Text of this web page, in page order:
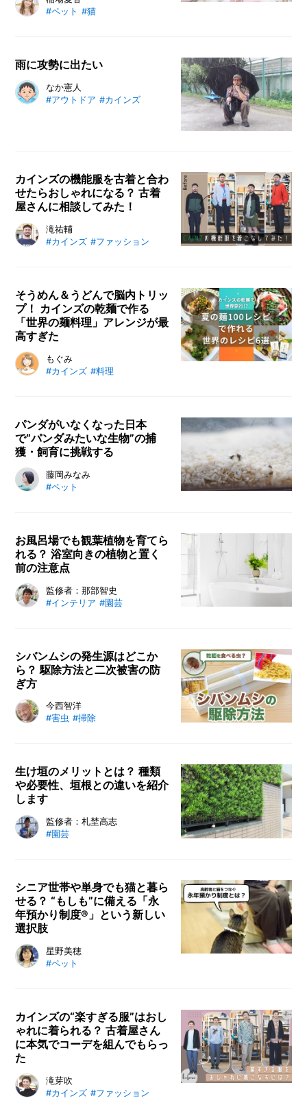
#ペット #猫
雨に攻勢に出たい
なか憲人
#アウトドア #カインズ
カインズの機能服を古着と合わ
せたらおしゃれになる？ 古着
屋さんに相談してみた！
滝祐輔
#カインズ #ファッション
そうめん＆うどんで脳内トリッ
プ！ カインズの乾麺で作る
「世界の麺料理」アレンジが最
高すぎた
もぐみ
#カインズ #料理
パンダがいなくなった日本
で“パンダみたいな生物”の捕
獲・飼育に挑戦する
藤岡みなみ
#ペット
お風呂場でも観葉植物を育てら
れる？ 浴室向きの植物と置く
前の注意点
監修者：那部智史
#インテリア #園芸
シバンムシの発生源はどこか
ら？ 駆除方法と二次被害の防
ぎ方
今西智洋
#害虫 #掃除
生け垣のメリットとは？ 種類
や必要性、垣根との違いを紹介
します
監修者：札埜高志
#園芸
シニア世帯や単身でも猫と暮ら
せる？ “もしも”に備える「永
年預かり制度®」という新しい
選択肢
星野美穂
#ペット
カインズの“楽すぎる服”はおし
ゃれに着られる？ 古着屋さん
に本気でコーデを組んでもらっ
た
滝芽吹
#カインズ #ファッション